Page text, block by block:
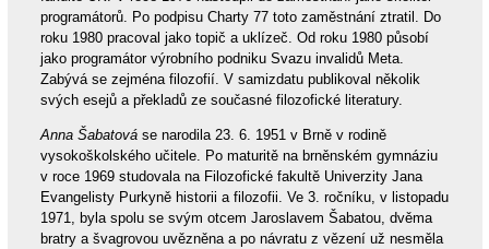
programátorů. Po podpisu Charty 77 toto zaměstnání ztratil. Do
roku 1980 pracoval jako topič a uklízeč. Od roku 1980 působí
jako programátor výrobního podniku Svazu invalidů Meta.
Zabývá se zejména filozofií. V samizdatu publikoval několik
svých esejů a překladů ze současné filozofické literatury.
Anna Šabatováse narodila 23. 6. 1951 v Brně v rodině
vysokoškolského učitele. Po maturitě na brněnském gymnáziu
v roce 1969 studovala na Filozofické fakultě Univerzity Jana
Evangelisty Purkyně historii a filozofii. Ve 3. ročníku, v listopadu
1971, byla spolu se svým otcem Jaroslavem Šabatou, dvěma
bratry a švagrovou uvězněna a po návratu z vězení už nesměla